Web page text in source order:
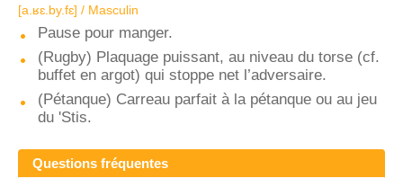
[a.ʁɛ.by.fɛ] / Masculin
Pause pour manger.
(Rugby) Plaquage puissant, au niveau du torse (cf.
buffet en argot) qui stoppe net l’adversaire.
(Pétanque) Carreau parfait à la pétanque ou au jeu
du 'Stis.
Questions fréquentes